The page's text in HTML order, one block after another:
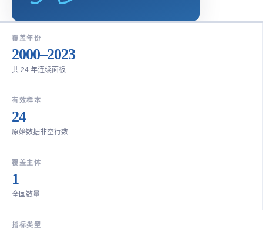
覆盖年份
2000–2023
共 24 年连续面板
有效样本
24
原始数据非空行数
覆盖主体
1
全国数量
指标类型